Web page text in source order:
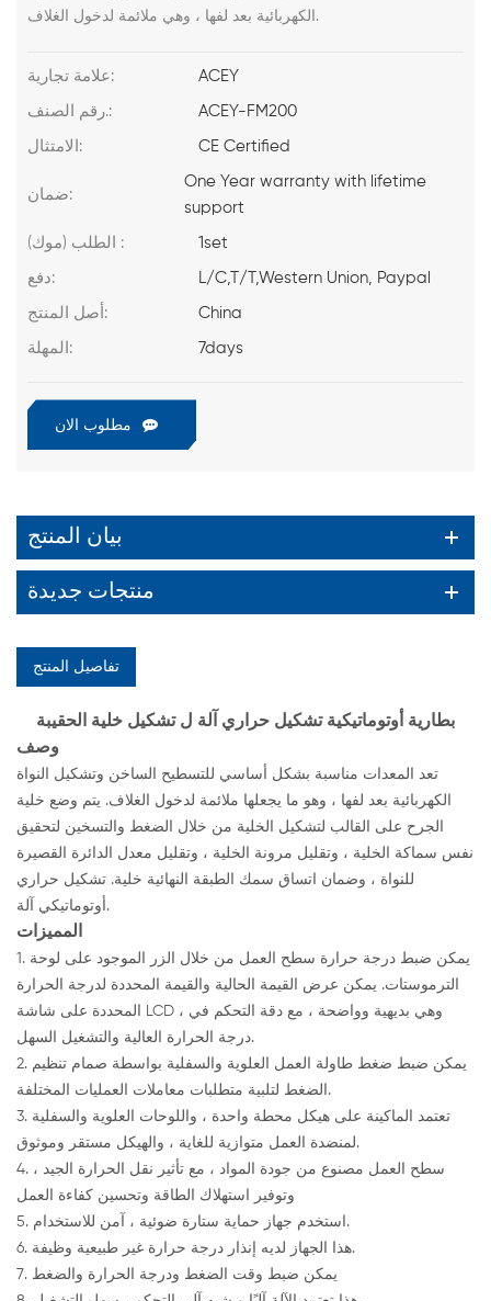
الكهربائية بعد لفها ، وهي ملائمة لدخول الغلاف.
علامة تجارية: ACEY
رقم الصنف.: ACEY-FM200
الامتثال: CE Certified
ضمان:
One Year warranty with lifetime
support
الطلب (موك) : 1set
دفع: L/C,T/T,Western Union, Paypal
أصل المنتج: China
المهلة: 7days
مطلوب الان
بيان المنتج
منتجات جديدة
تفاصيل المنتج
بطارية أوتوماتيكية تشكيل حراري آلة ل تشكيل خلية الحقيبة
وصف
تعد المعدات مناسبة بشكل أساسي للتسطيح الساخن وتشكيل النواة
الكهربائية بعد لفها ، وهو ما يجعلها ملائمة لدخول الغلاف. يتم وضع خلية
الجرح على القالب لتشكيل الخلية من خلال الضغط والتسخين لتحقيق
نفس سماكة الخلية ، وتقليل مرونة الخلية ، وتقليل معدل الدائرة القصيرة
للنواة ، وضمان اتساق سمك الطبقة النهائية خلية. تشكيل حراري
أوتوماتيكي آلة.
المميزات
1. يمكن ضبط درجة حرارة سطح العمل من خلال الزر الموجود على لوحة
الترموستات. يمكن عرض القيمة الحالية والقيمة المحددة لدرجة الحرارة
المحددة على شاشة LCD ، وهي بديهية وواضحة ، مع دقة التحكم في
درجة الحرارة العالية والتشغيل السهل.
2. يمكن ضبط ضغط طاولة العمل العلوية والسفلية بواسطة صمام تنظيم
الضغط لتلبية متطلبات معاملات العمليات المختلفة.
3. تعتمد الماكينة على هيكل محطة واحدة ، واللوحات العلوية والسفلية
لمنضدة العمل متوازية للغاية ، والهيكل مستقر وموثوق.
4. سطح العمل مصنوع من جودة المواد ، مع تأثير نقل الحرارة الجيد ،
وتوفير استهلاك الطاقة وتحسين كفاءة العمل
5. استخدم جهاز حماية ستارة ضوئية ، آمن للاستخدام.
6. هذا الجهاز لديه إنذار درجة حرارة غير طبيعية وظيفة.
7. يمكن ضبط وقت الضغط ودرجة الحرارة والضغط